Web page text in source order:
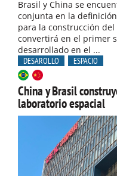
Brasil y China se
conjunta en la
para la construcción del
convertirá en el primer
desarrollado en el ...
DESAROLLO ESPACIO
China y Brasil
laboratorio espacial